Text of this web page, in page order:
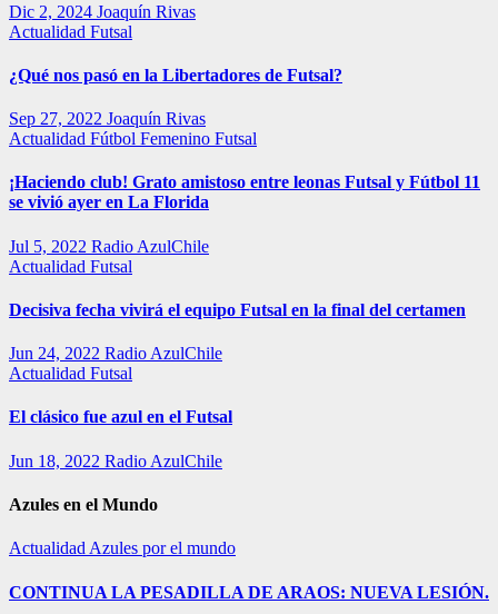
Dic 2, 2024 Joaquín Rivas
Actualidad Futsal
¿Qué nos pasó en la Libertadores de Futsal?
Sep 27, 2022 Joaquín Rivas
Actualidad Fútbol Femenino Futsal
¡Haciendo club! Grato amistoso entre leonas Futsal y Fútbol 11
se vivió ayer en La Florida
Jul 5, 2022 Radio AzulChile
Actualidad Futsal
Decisiva fecha vivirá el equipo Futsal en la final del certamen
Jun 24, 2022 Radio AzulChile
Actualidad Futsal
El clásico fue azul en el Futsal
Jun 18, 2022 Radio AzulChile
Azules en el Mundo
Actualidad Azules por el mundo
CONTINUA LA PESADILLA DE ARAOS: NUEVA LESIÓN.